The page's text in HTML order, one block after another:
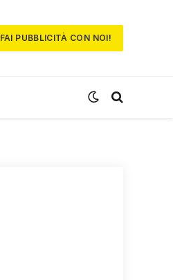
FAI PUBBLICITÀ CON NOI!